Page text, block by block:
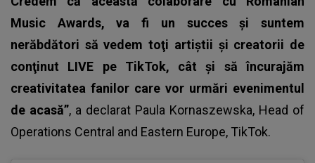
Music Awards, va fi un succes şi suntem
nerăbdători să vedem toţi artiştii şi creatorii de
conţinut LIVE pe TikTok, cât şi să încurajăm
creativitatea fanilor care vor urmări evenimentul
de acasă”, a declarat Paula Kornaszewska, Head of
Operations Central and Eastern Europe, TikTok.